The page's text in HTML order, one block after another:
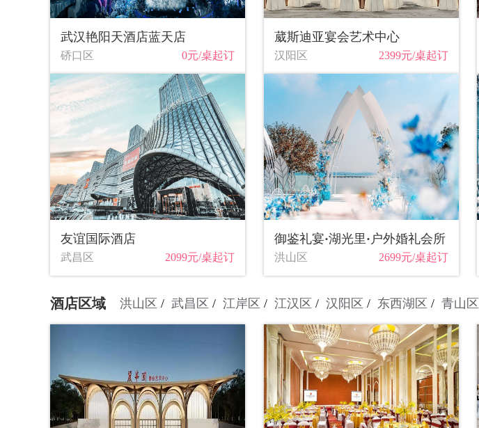
武汉艳阳天酒店蓝天店
硚口区 0元/桌起订
葳斯迪亚宴会艺术中心
汉阳区 2399元/桌起订
友谊国际酒店
武昌区 2099元/桌起订
御鉴礼宴·湖光里·户外婚礼会所
洪山区 2699元/桌起订
酒店区域 洪山区 武昌区 江岸区 江汉区 汉阳区 东西湖区 青山区